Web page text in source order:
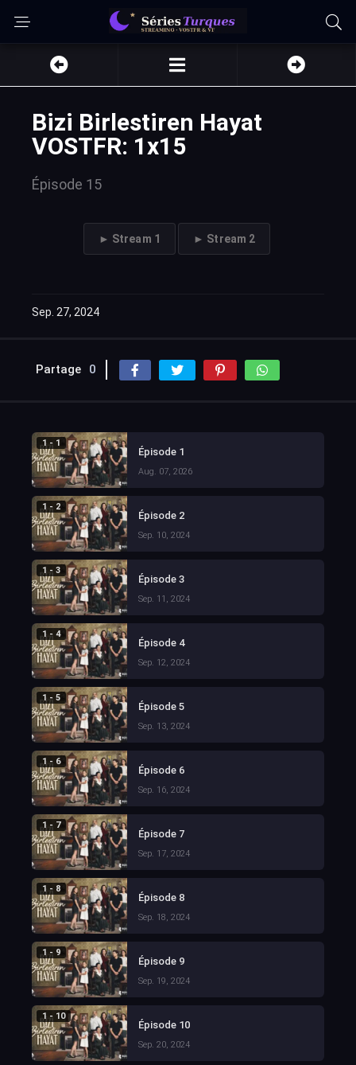
Bizi Birlestiren Hayat
VOSTFR: 1x15
Épisode 15
► Stream 1 ► Stream 2
Sep. 27, 2024
Partage 0
1 - 1
Épisode 1
Aug. 07, 2026
1 - 2
Épisode 2
Sep. 10, 2024
1 - 3
Épisode 3
Sep. 11, 2024
1 - 4
Épisode 4
Sep. 12, 2024
1 - 5
Épisode 5
Sep. 13, 2024
1 - 6
Épisode 6
Sep. 16, 2024
1 - 7
Épisode 7
Sep. 17, 2024
1 - 8
Épisode 8
Sep. 18, 2024
1 - 9
Épisode 9
Sep. 19, 2024
1 - 10
Épisode 10
Sep. 20, 2024